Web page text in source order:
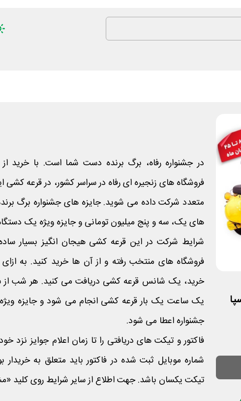
در جشنواره رفاه، برگ برنده دست شما است. با خرید
فروشگاه های زنجیره ای رفاه در سراسر کشور، در قرعه کشی
متعدد شرکت داده می شوید. جایزه های جشنواره برگ
های یک، سه و پنج میلیون تومانی و جایزه ویژه یک
شرایط شرکت در این قرعه کشی هیجان انگیز بسیار
یک ساعت یک بار قرعه کشی انجام می شود و جایزه
جشنواره اعطا می شود.
فاکتور و تیکت های دریافتی را تا زمان اعلام جوایز نزد
شماره موبایل ثبت شده در فاکتور باید متعلق به خریدار
تیکت یکسان باشد. جهت اطلاع از سایر شرایط روی کلید